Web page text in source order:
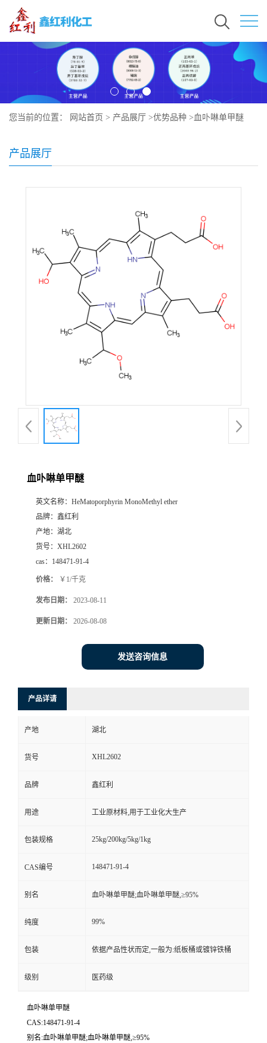
您当前的位置： 网站首页 > 产品展厅 >优势品种 > 血卟啉单甲醚
产品展厅
血卟啉单甲醚
英文名称： HeMatoporphyrin MonoMethyl ether
品牌： 鑫红利
产地： 湖北
货号： XHL2602
cas： 148471-91-4
价格： ￥1/千克
发布日期： 2023-08-11
更新日期： 2026-08-08
发送咨询信息
产品详请
产地 湖北
货号 XHL2602
品牌 鑫红利
用途 工业原材料,用于工业化大生产
包装规格 25kg/200kg/5kg/1kg
CAS编号 148471-91-4
别名 血卟啉单甲醚;血卟啉单甲醚,≥95%
纯度 99%
包装 依据产品性状而定,一般为:纸板桶或镀锌铁桶
级别 医药级
血卟啉单甲醚
CAS:148471-91-4
别名:血卟啉单甲醚;血卟啉单甲醚,≥95%